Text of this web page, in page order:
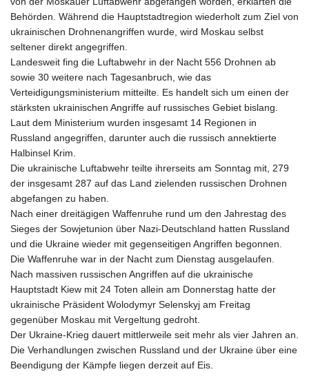
Behörden. Während die Hauptstadtregion wiederholt zum Ziel von
ukrainischen Drohnenangriffen wurde, wird Moskau selbst
seltener direkt angegriffen.
Landesweit fing die Luftabwehr in der Nacht 556 Drohnen ab
sowie 30 weitere nach Tagesanbruch, wie das
Verteidigungsministerium mitteilte. Es handelt sich um einen der
stärksten ukrainischen Angriffe auf russisches Gebiet bislang.
Laut dem Ministerium wurden insgesamt 14 Regionen in
Russland angegriffen, darunter auch die russisch annektierte
Halbinsel Krim.
Die ukrainische Luftabwehr teilte ihrerseits am Sonntag mit, 279
der insgesamt 287 auf das Land zielenden russischen Drohnen
abgefangen zu haben.
Nach einer dreitägigen Waffenruhe rund um den Jahrestag des
Sieges der Sowjetunion über Nazi-Deutschland hatten Russland
und die Ukraine wieder mit gegenseitigen Angriffen begonnen.
Die Waffenruhe war in der Nacht zum Dienstag ausgelaufen.
Nach massiven russischen Angriffen auf die ukrainische
Hauptstadt Kiew mit 24 Toten allein am Donnerstag hatte der
ukrainische Präsident Wolodymyr Selenskyj am Freitag
gegenüber Moskau mit Vergeltung gedroht.
Der Ukraine-Krieg dauert mittlerweile seit mehr als vier Jahren an.
Die Verhandlungen zwischen Russland und der Ukraine über eine
Beendigung der Kämpfe liegen derzeit auf Eis.